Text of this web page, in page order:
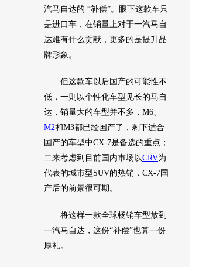
汽马自达的 “补偿”。眼下这款车只
是进口车，在销量上对于一汽马自
达难有什么贡献，更多的是提升品
牌形象。
但这款车以后国产的可能性不
低，一则以个性化车型 见长的马自
达 ，销量大的车型并不多，M6、
M2和M3都已经国产了，剩下适合
国产的车型中CX-7是备选的重点；
二来考虑到目前国内市场以CRV为
代表的城市型SUV的热销， CX-7 国
产后的前景很可期。
将这样一款全球畅销车型放到
一汽马自达 ，这份“补偿”也算一份
厚礼。